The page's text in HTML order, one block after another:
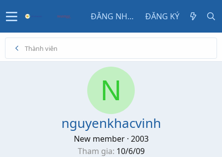
ĐĂNG NHẬP ĐĂNG KÝ
Thành viên
N
nguyenkhacvinh
New member · 2003
Tham gia 10/6/09